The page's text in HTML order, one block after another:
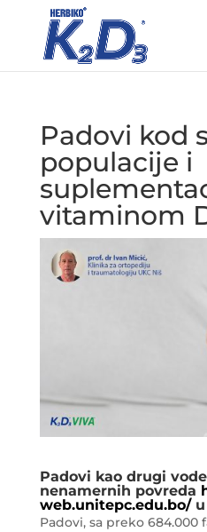
Padovi kod
populacije i
vitaminom
Padovi kao drugi
nenamernih povreda
web.unitepc.edu.bo/u
Padovi, sa preko 684.000